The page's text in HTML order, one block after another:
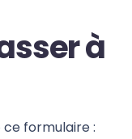
à
formulaire :